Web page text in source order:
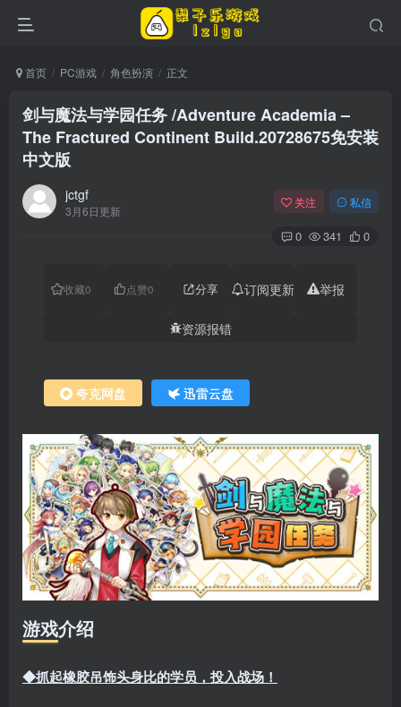
首页 PC游戏 角色扮演 正文
剑与魔法与学园任务 /Adventure Academia –
The Fractured Continent Build.20728675免安装
中文版
jctgf
3月6日更新
关注 私信
0 341 0
收藏0 点赞0 分享 订阅更新 举报
资源报错
夸克网盘 迅雷云盘
游戏介绍
◆抓起橡胶吊饰头身比的学员，投入战场！